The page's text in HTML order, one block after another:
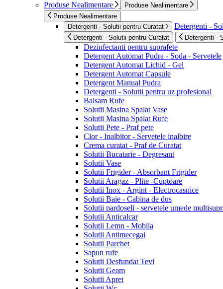
Produse Nealimentare
Produse Nealimentare
Produse Nealimentare
Detergenti - Solutii pentru Curatat
Detergenti -
Detergenti - Solutii pentru Curatat Detergenti -
Dezinfectanti pentru suprafete
Detergent Automat Pudra - Soda - Servetele
Detergent Automat Lichid - Gel
Detergent Automat Capsule
Detergent Manual Pudra
Detergenti - Solutii pentru uz profesional
Balsam Rufe
Solutii Masina Spalat Vase
Solutii Masina Spalat Rufe
Solutii Pete - Praf pete
Clor - Inalbitor - Servetele inalbire
Crema curatat - Praf de Curatat
Solutii Bucatarie - Degresant
Solutii Vase
Solutii Frigider - Absorbant Frigider
Solutii Aragaz - Plite -Cuptoare
Solutii Inox - Argint - Electrocasnice
Solutii Baie - Cabina de dus
Solutii pardoseli - servetele umede
Solutii Anticalcar
Solutii Lemn - Mobila
Solutii Antimecegai
Solutii Parchet
Sapun rufe
Solutii Desfundat Tevi
Solutii Geam
Solutii Apret